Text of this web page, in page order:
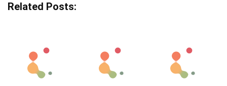
Related Posts: